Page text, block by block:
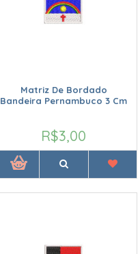
Matriz De Bordado
Bandeira Pernambuco 3 Cm
R$3,00